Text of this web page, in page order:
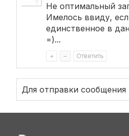
Не оптимальный
Имелось ввиду,
единственное в
=)...
+ – Ответить
Для отправки сообщения